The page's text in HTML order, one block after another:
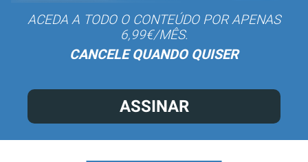
ACEDA A TODO O CONTEÚDO POR APENAS
6,99€/MÊS.
CANCELE QUANDO QUISER
ASSINAR